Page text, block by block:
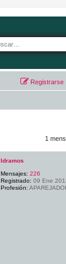
Registrarse
1
ldramos
Mensajes: 226
Registrado: 09 Ene
Profesión: